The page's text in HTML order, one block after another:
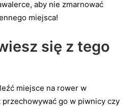
aby nie zmarnować
miejsca!
się z tego
miejsce na rower w
przechowywać go w piwnicy czy